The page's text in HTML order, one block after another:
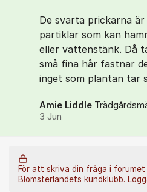
De svarta prickarna
partiklar som kan
eller vattenstänk. Då
små fina hår fastnar
inget som plantan tar
Amie Liddle
3 Jun
För att skriva din fråga i
Blomsterlandets kundklubb.